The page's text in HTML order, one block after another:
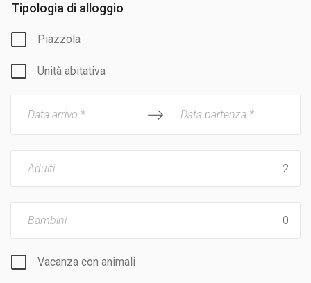
Tipologia di alloggio
Piazzola
Unità abitativa
Data arrivo * Data partenza *
Adulti
Bambini
Vacanza con animali